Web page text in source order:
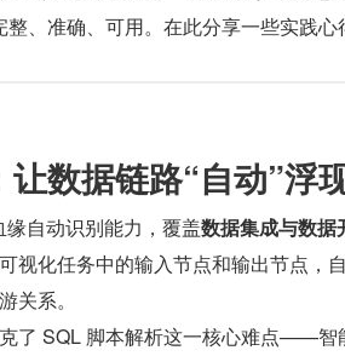
、准确、可用。在此分享一些实践心
数据链路“自动”浮
自动识别能力，覆盖数据集成与数据
视化任务中的输入节点和输出节点，
关系。
了 SQL 脚本解析这一核心难点——智